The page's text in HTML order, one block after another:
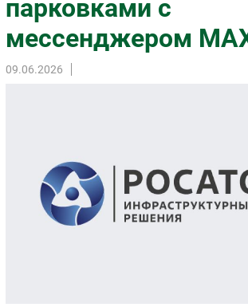
Интеграция
Рынок ПК
Торговые сети
Кадры
Регулирование
Финансы
парковками с
мессенджером
09.06.2026